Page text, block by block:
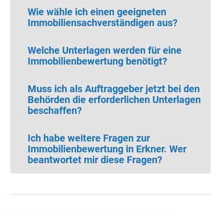
Wie wähle ich einen geeigneten
Immobiliensachverständigen aus?
Welche Unterlagen werden für eine
Immobilienbewertung benötigt?
Muss ich als Auftraggeber jetzt bei den
Behörden die erforderlichen Unterlagen
beschaffen?
Ich habe weitere Fragen zur
Immobilienbewertung in Erkner. Wer
beantwortet mir diese Fragen?